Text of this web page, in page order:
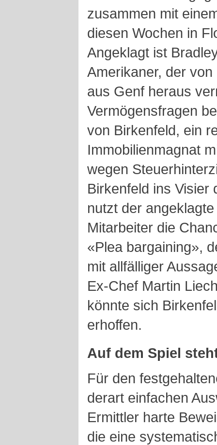
zusammen mit
diesen Wochen in
Angeklagt ist
Amerikaner, der
aus Genf heraus
Vermögensfragen
von Birkenfeld, ein
Immobilienmagnat
wegen
Birkenfeld ins Visier
nutzt der
Mitarbeiter die
«Plea bargaining»,
mit allfälliger
Ex-Chef Martin
könnte sich
erhoffen.
Auf dem Spiel
Für den
derart einfachen
Ermittler harte
die eine